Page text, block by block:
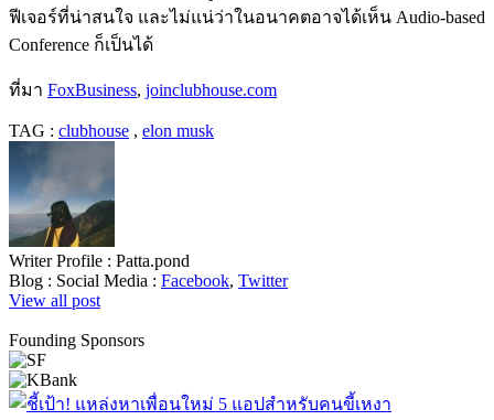
ฟีเจอร์ที่น่าสนใจ และไม่แน่ว่าในอนาคตอาจได้เห็น Audio-based
Conference ก็เป็นได้
ที่มา FoxBusiness, joinclubhouse.com
TAG : clubhouse , elon musk
Writer Profile : Patta.pond
Blog : Social Media : Facebook, Twitter
View all post
Founding Sponsors